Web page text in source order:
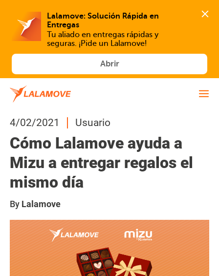
Lalamove: Solución Rápida en
Tu aliado en entregas rápidas y
seguras. ¡Pide un Lalamove!
Abrir
4/02/2021 Usuario
Cómo Lalamove ayuda a
Mizu a entregar regalos el
mismo día
By Lalamove